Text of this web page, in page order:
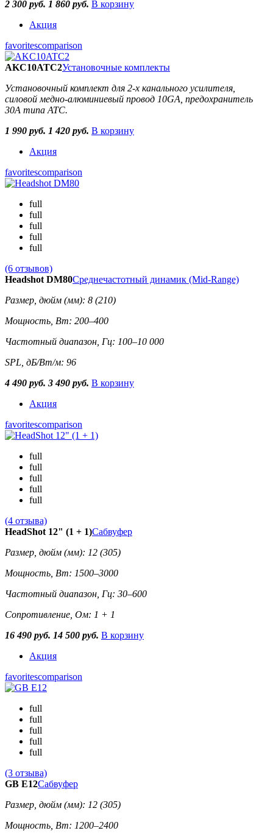
2 300 руб. 1 860 руб. В корзину
Акция
favoritescomparison
AKC10ATC2Установочные комплекты
Установочный комплект для 2-х канального усилителя,
силовой медно-алюминиевый провод 10GA, предохранитель
30A типа ATC.
1 990 руб. 1 420 руб. В корзину
Акция
favoritescomparison
full
full
full
full
full
(6 отзывов)
Headshot DM80Среднечастотный динамик (Mid-Range)
Размер, дюйм (мм): 8 (210)
Мощность, Вт: 200–400
Частотный диапазон, Гц: 100–10 000
SPL, дБ/Вт/м: 96
4 490 руб. 3 490 руб. В корзину
Акция
favoritescomparison
full
full
full
full
full
(4 отзыва)
HeadShot 12" (1 + 1)Сабвуфер
Размер, дюйм (мм): 12 (305)
Мощность, Вт: 1500–3000
Частотный диапазон, Гц: 30–600
Сопротивление, Ом: 1 + 1
16 490 руб. 14 500 руб. В корзину
Акция
favoritescomparison
full
full
full
full
full
(3 отзыва)
GB E12Сабвуфер
Размер, дюйм (мм): 12 (305)
Мощность, Вт: 1200–2400